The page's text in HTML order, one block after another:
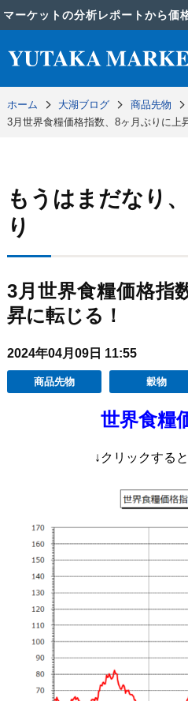
マーケットの分析レポートから価
ホーム 大湖ブログ
商品先物
3月世界食糧価格指数、8ヶ月ぶりに上
もうはまだなり
り
3月世界食糧価格指
昇に転じる！
2024年04月09日 11:55
商品先物 穀物
世界食糧
↓クリックする